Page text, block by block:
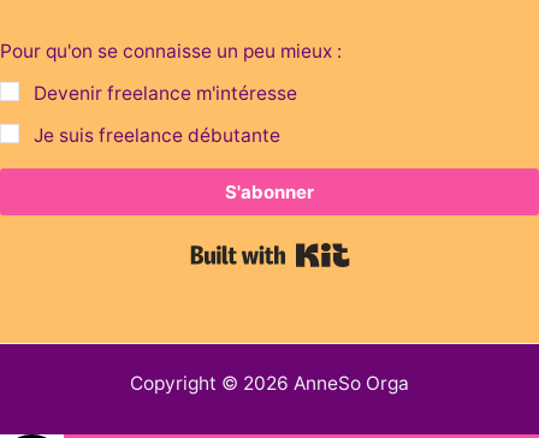
Pour qu'on se connaisse un peu mieux :
Devenir freelance m'intéresse
Je suis freelance débutante
S'abonner
Copyright © 2026 AnneSo Orga